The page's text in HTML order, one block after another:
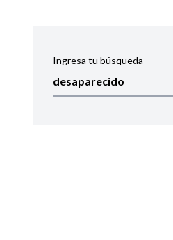
Ingresa tu búsqueda